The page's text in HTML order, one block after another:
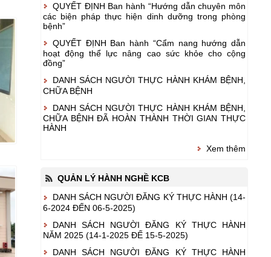
QUYẾT ĐỊNH Ban hành “Hướng dẫn chuyên môn
các biện pháp thực hiện dinh dưỡng trong phòng
bệnh”
QUYẾT ĐỊNH Ban hành “Cẩm nang hướng dẫn
hoạt động thể lực nâng cao sức khỏe cho cộng
đồng”
DANH SÁCH NGƯỜI THỰC HÀNH KHÁM BỆNH,
CHỮA BỆNH
DANH SÁCH NGƯỜI THỰC HÀNH KHÁM BỆNH,
CHỮA BỆNH ĐÃ HOÀN THÀNH THỜI GIAN THỰC
HÀNH
Xem thêm
QUẢN LÝ HÀNH NGHỀ KCB
DANH SÁCH NGƯỜI ĐĂNG KÝ THỰC HÀNH (14-
6-2024 ĐẾN 06-5-2025)
DANH SÁCH NGƯỜI ĐĂNG KÝ THỰC HÀNH
NĂM 2025 (14-1-2025 ĐẾ 15-5-2025)
DANH SÁCH NGƯỜI ĐĂNG KÝ THỰC HÀNH